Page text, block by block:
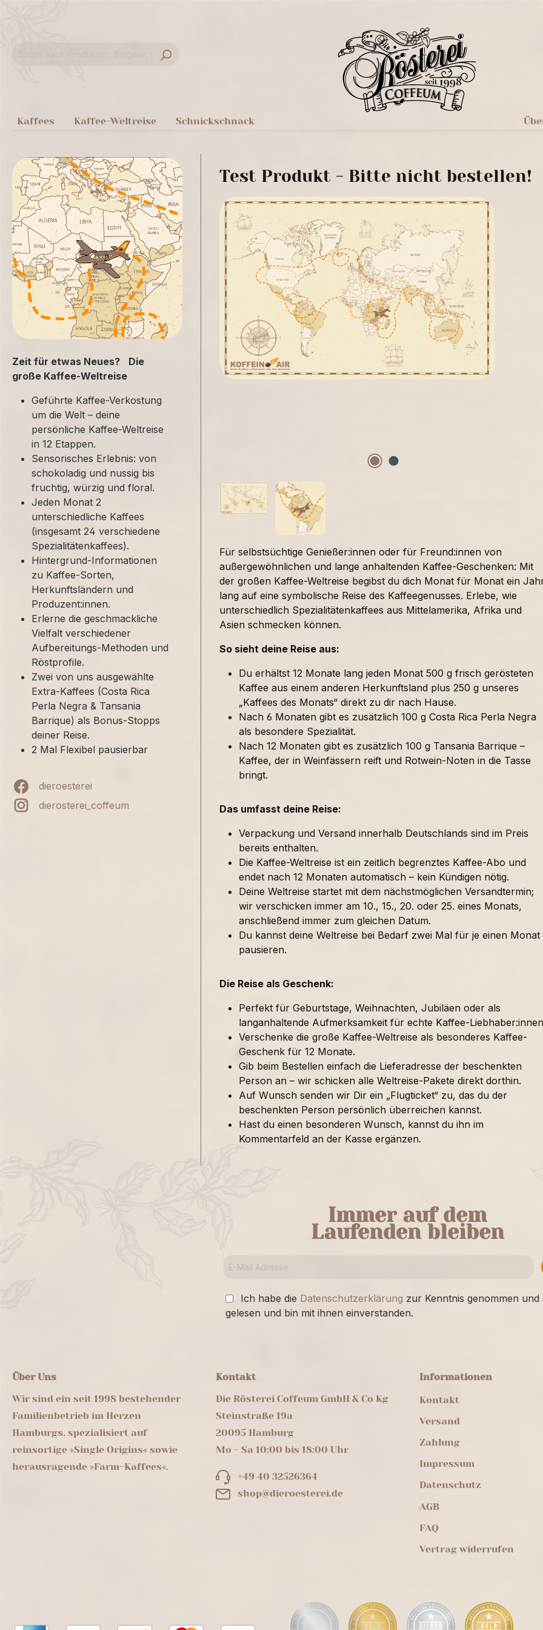
Kaffees Kaffee-Weltreise Schnickschnack
Zeit für etwas Neues? Die
große Kaffee-Weltreise
Geführte Kaffee-Verkostung
um die Welt – deine
persönliche Kaffee-Weltreise
in 12 Etappen.
Sensorisches Erlebnis: von
schokoladig und nussig bis
fruchtig, würzig und floral.
Jeden Monat 2
unterschiedliche Kaffees
(insgesamt 24 verschiedene
Spezialitätenkaffees).
Hintergrund-Informationen
zu Kaffee-Sorten,
Herkunftsländern und
Produzent:innen.
Erlerne die geschmackliche
Vielfalt verschiedener
Aufbereitungs-Methoden und
Röstprofile.
Zwei von uns ausgewählte
Extra-Kaffees (Costa Rica
Perla Negra & Tansania
Barrique) als Bonus-Stopps
deiner Reise.
2 Mal Flexibel pausierbar
dieroesterei
dierosterei_coffeum
Test Produkt - Bitte nicht bestellen!
Für selbstsüchtige Genießer:innen oder für Freund:innen von
außergewöhnlichen und lange anhaltenden Kaffee-Geschenken: Mit
der großen Kaffee-Weltreise begibst du dich Monat für Monat ein
lang auf eine symbolische Reise des Kaffeegenusses. Erlebe, wie
unterschiedlich Spezialitätenkaffees aus Mittelamerika, Afrika und
Asien schmecken können.
So sieht deine Reise aus:
Du erhältst 12 Monate lang jeden Monat 500 g frisch gerösteten
Kaffee aus einem anderen Herkunftsland plus 250 g unseres
„Kaffees des Monats“ direkt zu dir nach Hause.
Nach 6 Monaten gibt es zusätzlich 100 g Costa Rica Perla Negra
als besondere Spezialität.
Nach 12 Monaten gibt es zusätzlich 100 g Tansania Barrique –
Kaffee, der in Weinfässern reift und Rotwein-Noten in die Tasse
bringt.
Das umfasst deine Reise:
Verpackung und Versand innerhalb Deutschlands sind im Preis
bereits enthalten.
Die Kaffee-Weltreise ist ein zeitlich begrenztes Kaffee-Abo und
endet nach 12 Monaten automatisch – kein Kündigen nötig.
Deine Weltreise startet mit dem nächstmöglichen Versandtermin;
wir verschicken immer am 10., 15., 20. oder 25. eines Monats,
anschließend immer zum gleichen Datum.
Du kannst deine Weltreise bei Bedarf zwei Mal für je einen Monat
pausieren.
Die Reise als Geschenk:
Perfekt für Geburtstage, Weihnachten, Jubiläen oder als
langanhaltende Aufmerksamkeit für echte Kaffee-
Verschenke die große Kaffee-Weltreise als besonderes Kaffee-
Geschenk für 12 Monate.
Gib beim Bestellen einfach die Lieferadresse der beschenkten
Person an – wir schicken alle Weltreise-Pakete direkt dorthin.
Auf Wunsch senden wir Dir ein „Flugticket“ zu, das du der
beschenkten Person persönlich überreichen kannst.
Hast du einen besonderen Wunsch, kannst du ihn im
Kommentarfeld an der Kasse ergänzen.
Immer auf dem
Laufenden bleiben
Ich habe die Datenschutzerklärung zur Kenntnis genommen
gelesen und bin mit ihnen einverstanden.
Über Uns
Wir sind ein seit 1998 bestehender
Familienbetrieb im Herzen
Hamburgs, spezialisiert auf
reinsortige »Single Origins« sowie
herausragende »Farm-Kaffees«.
Kontakt
Die Rösterei Coffeum GmbH & Co Kg
Steinstraße 19a
20095 Hamburg
Mo - Sa 10:00 bis 18:00 Uhr
+49 40 32526364
shop@dieroesterei.de
Informationen
Kontakt
Versand
Zahlung
Impressum
Datenschutz
AGB
FAQ
Vertrag widerrufen